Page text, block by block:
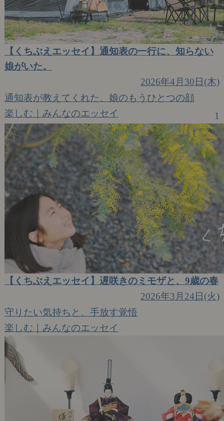
【くちぶえエッセイ】通知表の一行に、知らない
娘がいた。
2026年4月30日(木)
通知表が教えてくれた、娘のもうひとつの顔
楽しむ｜みんなのエッセイ
1
【くちぶえエッセイ】遅咲きのミモザと、9歳の春
2026年3月24日(火)
守りたい気持ちと、手放す覚悟
楽しむ｜みんなのエッセイ